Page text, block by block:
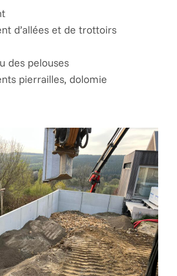
d’allées et de trottoirs
des pelouses
pierrailles, dolomie